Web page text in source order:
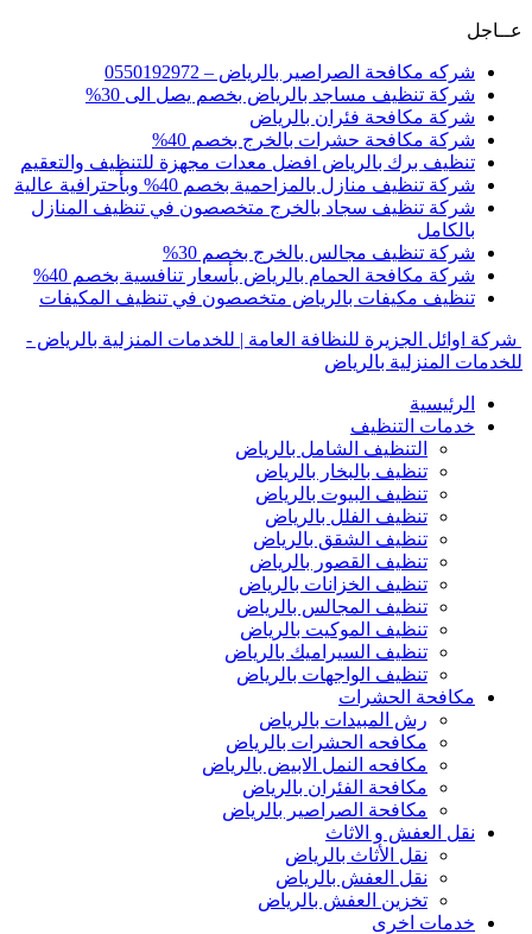
عــاجل
شركه مكافحة الصراصير بالرياض – 0550192972
شركة تنظيف مساجد بالرياض بخصم يصل الى 30%
شركة مكافحة فئران بالرياض
شركة مكافحة حشرات بالخرج بخصم 40%
تنظيف برك بالرياض افضل معدات مجهزة للتنظيف والتعقيم
شركة تنظيف منازل بالمزاحمية بخصم 40% وبأحترافية عالية
شركة تنظيف سجاد بالخرج متخصصون في تنظيف المنازل
بالكامل
شركة تنظيف مجالس بالخرج بخصم 30%
شركة مكافحة الحمام بالرياض بأسعار تنافسية بخصم 40%
تنظيف مكيفات بالرياض متخصصون في تنظيف المكيفات
شركة اوائل الجزيرة للنظافة العامة | للخدمات المنزلية بالرياض -
للخدمات المنزلية بالرياض
الرئيسية
خدمات التنظيف
التنظيف الشامل بالرياض
تنظيف بالبخار بالرياض
تنظيف البيوت بالرياض
تنظيف الفلل بالرياض
تنظيف الشقق بالرياض
تنظيف القصور بالرياض
تنظيف الخزانات بالرياض
تنظيف المجالس بالرياض
تنظيف الموكيت بالرياض
تنظيف السيراميك بالرياض
تنظيف الواجهات بالرياض
مكافحة الحشرات
رش المبيدات بالرياض
مكافحه الحشرات بالرياض
مكافحه النمل الابيض بالرياض
مكافحة الفئران بالرياض
مكافحة الصراصير بالرياض
نقل العفش و الاثاث
نقل الأثاث بالرياض
نقل العفش بالرياض
تخزين العفش بالرياض
خدمات اخرى